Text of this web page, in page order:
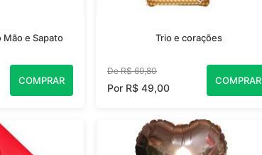
Mão e Sapato
COMPRAR
Trio e corações
De R$ 69,80
Por R$ 49,00
COMPRAR